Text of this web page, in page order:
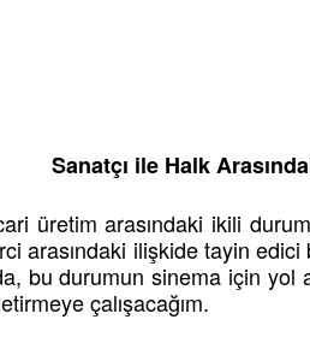
Sanatçı ile Halk
üretim arasındaki ikili
arasındaki ilişkide tayin
bu durumun sinema için yol
çalışacağım.